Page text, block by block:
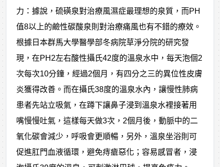
力：據說，硫磺泉對治療風濕症最理想的泉質，而PH
值8以上的鹼性碳酸泉則對治療痛風也有不錯的療效。
根據日本群馬大學醫學部冬病院草淨分院的研究發
現，在PH2左右酸性攝氏42度的溫泉水中，每天泡個2
次每次10分鐘，經過2個月，有四分之三的異位性皮膚
炎獲得改善。而在攝氏38度的溫泉水內，讓慢性肺病
患者先站立吸氣，在蹲下讓鼻子浸到溫泉水裡接著用
嘴慢慢吐氣，這樣每天做3次，2個月後，動脈中的二
氧化碳會減少，呼吸會更順暢，另外，溫泉坐浴則可
促進肛門血液循環，避免痔瘡惡化；容易感冒者，浸